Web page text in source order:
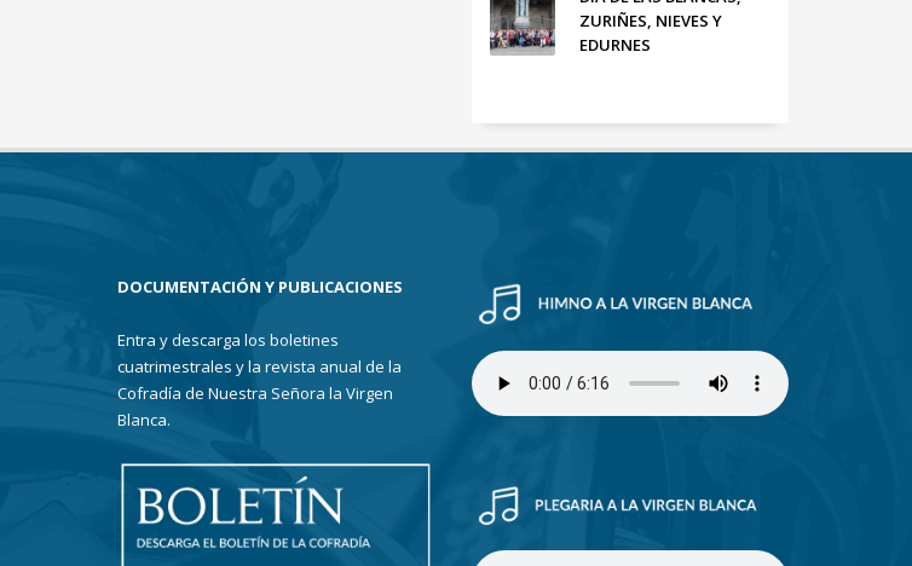
ZURIÑES, NIEVES Y
EDURNES
DOCUMENTACIÓN Y PUBLICACIONES
Entra y descarga los boletines
cuatrimestrales y la revista anual de la
Cofradía de Nuestra Señora la Virgen
Blanca.